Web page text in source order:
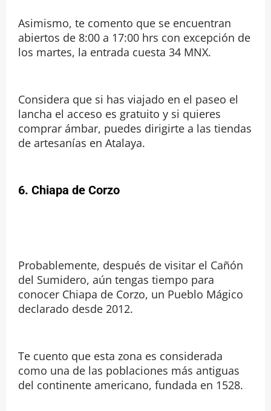
Asimismo, te comento que se encuentran
abiertos de 8:00 a 17:00 hrs con excepción de
los martes, la entrada cuesta 34 MNX.
Considera que si has viajado en el paseo el
lancha el acceso es gratuito y si quieres
comprar ámbar, puedes dirigirte a las tiendas
de artesanías en Atalaya.
6. Chiapa de Corzo
Probablemente, después de visitar el Cañón
del Sumidero, aún tengas tiempo para
conocer Chiapa de Corzo, un Pueblo Mágico
declarado desde 2012.
Te cuento que esta zona es considerada
como una de las poblaciones más antiguas
del continente americano, fundada en 1528.